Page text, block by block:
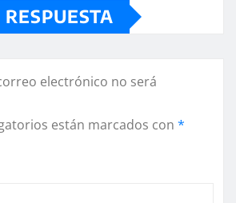
electrónico no será
están marcados con *